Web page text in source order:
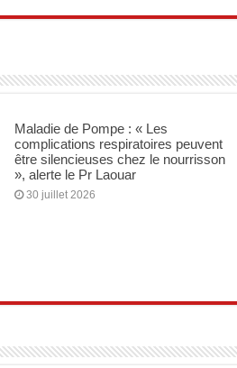
Maladie de Pompe : « Les
complications respiratoires peuvent
être silencieuses chez le nourrisson
», alerte le Pr Laouar
30 juillet 2026